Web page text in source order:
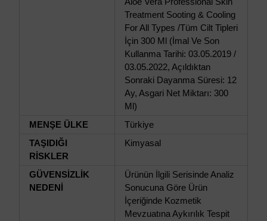
Treatment Sooting & Cooling
For All Types /Tüm Cilt Tipleri
İçin 300 Ml (İmal Ve Son
Kullanma Tarihi: 03.05.2019 /
03.05.2022, Açıldıktan
Sonraki Dayanma Süresi: 12
Ay, Asgari Net Miktarı: 300
Ml)
MENŞE ÜLKE
Türkiye
TAŞIDIĞI
RİSKLER
Kimyasal
GÜVENSİZLİK
NEDENİ
Ürünün İlgili Serisinde Analiz
Sonucuna Göre Ürün
İçeriğinde Kozmetik
Mevzuatına Aykırılık Tespit